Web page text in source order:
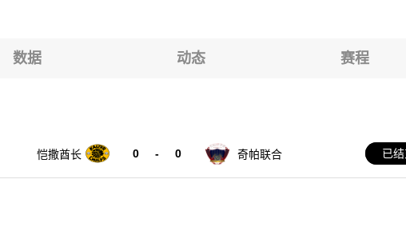
果阿
篮U16VS塞浦路斯女篮U16
夫迪纳摩
斯鱼雷
山城马舒克KMV
篮U16VS塞浦路斯女篮U16
夫迪纳摩
数据 动态 赛程
恺撒酋长 0 - 0 奇帕联合 已